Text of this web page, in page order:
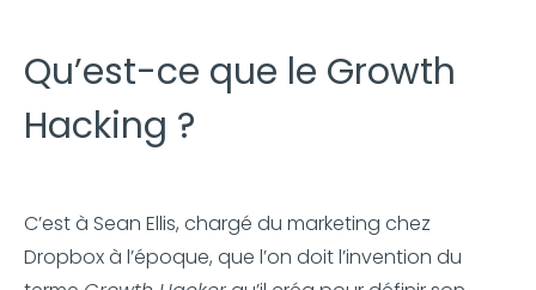
Qu’est-ce que le Growth
Hacking ?
C’est à Sean Ellis, chargé du marketing chez
Dropbox à l’époque, que l’on doit l’invention du